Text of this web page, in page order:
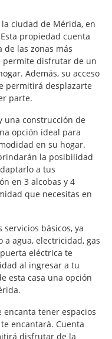
ciudad de Mérida, en
propiedad cuenta
las zonas más
permite disfrutar de un
Además, su acceso
permitirá desplazarte
parte.
una construcción de
opción ideal para
en su hogar.
la posibilidad
a tus
en 3 alcobas y 4
que necesitas en
básicos, ya
agua, electricidad, gas
eléctrica te
al ingresar a tu
esta casa una opción
tener espacios
encantará. Cuenta
disfrutar de la